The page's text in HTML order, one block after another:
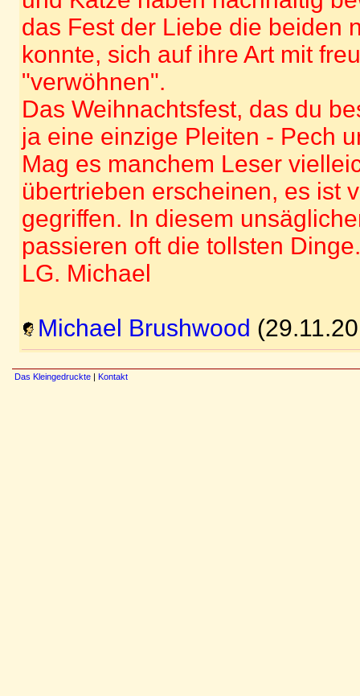
das Fest der Liebe die beiden
konnte, sich auf ihre Art mit
"verwöhnen".
Das Weihnachtsfest, das du
ja eine einzige Pleiten - Pech
Mag es manchem Leser
übertrieben erscheinen, es ist
gegriffen. In diesem
passieren oft die tollsten Dinge.
LG. Michael
Michael Brushwood
Das Kleingedruckte | Kontakt